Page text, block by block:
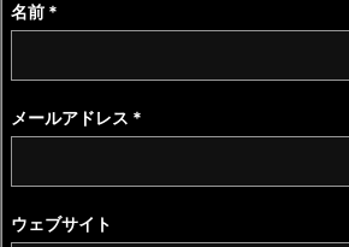
名前 *
メールアドレス *
ウェブサイト